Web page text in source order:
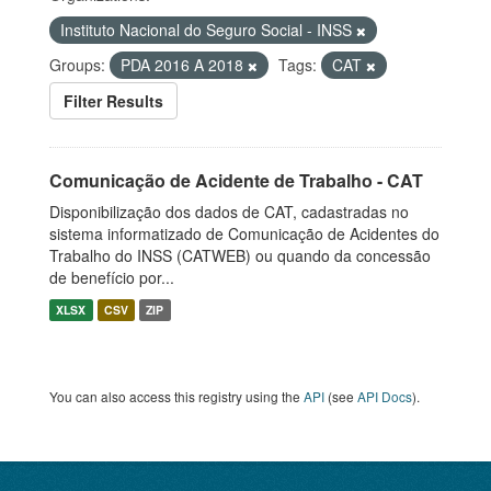
Instituto Nacional do Seguro Social - INSS
Groups:
PDA 2016 A 2018 Tags:
CAT
Filter Results
Comunicação de Acidente de Trabalho - CAT
Disponibilização dos dados de CAT, cadastradas no
sistema informatizado de Comunicação de Acidentes do
Trabalho do INSS (CATWEB) ou quando da concessão
de benefício por...
XLSX CSV ZIP
You can also access this registry using the API (see API Docs).